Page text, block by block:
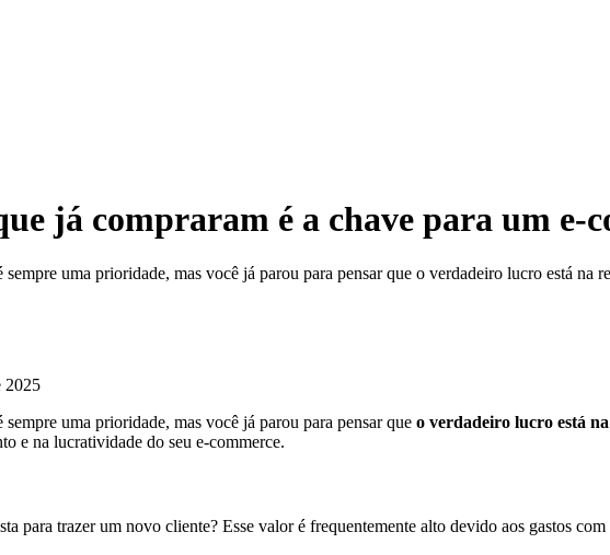
já compraram é a chave para um e-
uma prioridade, mas você já parou para pensar que o verdadeiro lucro está na
2025
uma prioridade, mas você já parou para pensar que o verdadeiro lucro está
e na lucratividade do seu e-commerce.
para trazer um novo cliente? Esse valor é frequentemente alto devido aos gastos